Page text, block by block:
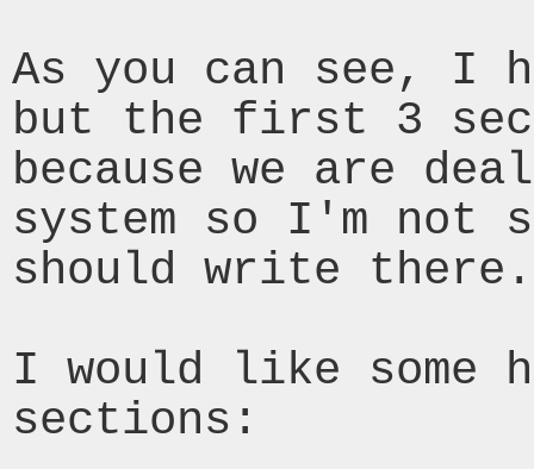
As you can see, I
but the first 3
because we are
system so I'm not
should write there.
I would like
sections: